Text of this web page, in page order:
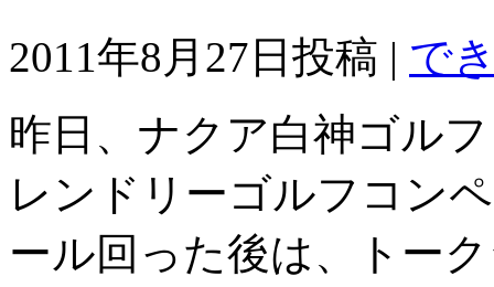
2011年8月27日投稿 | で
昨日、ナクア白神ゴル
レンドリーゴルフコン
ール回った後は、トー